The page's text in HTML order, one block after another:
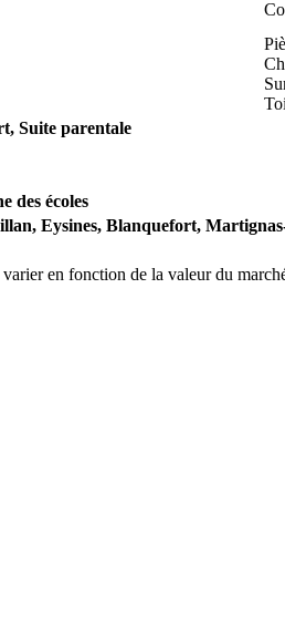
Suite parentale
des écoles
Eysines, Blanquefort,
en fonction de la valeur du